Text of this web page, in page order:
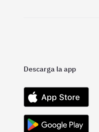
Descarga la app